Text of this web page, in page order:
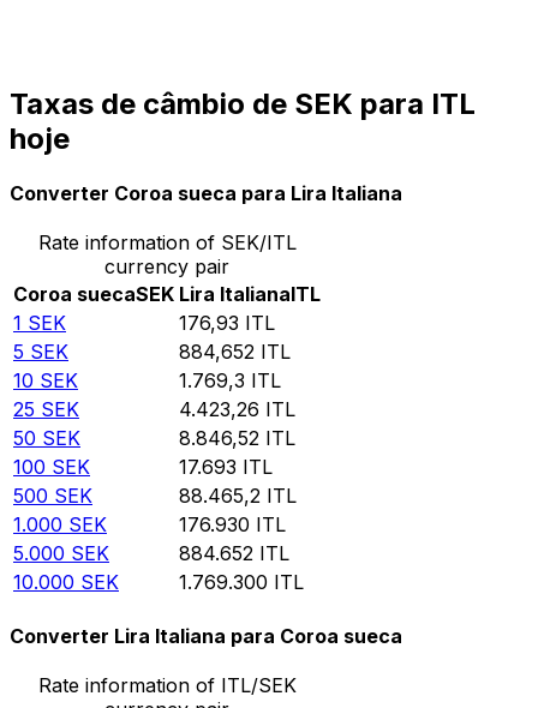
Taxas de câmbio de SEK para ITL
hoje
Converter Coroa sueca para Lira Italiana
Rate information of SEK/ITL
currency pair
Coroa suecaSEK Lira ItalianaITL
1 SEK 176,93 ITL
5 SEK 884,652 ITL
10 SEK 1.769,3 ITL
25 SEK 4.423,26 ITL
50 SEK 8.846,52 ITL
100 SEK 17.693 ITL
500 SEK 88.465,2 ITL
1.000 SEK 176.930 ITL
5.000 SEK 884.652 ITL
10.000 SEK 1.769.300 ITL
Converter Lira Italiana para Coroa sueca
Rate information of ITL/SEK